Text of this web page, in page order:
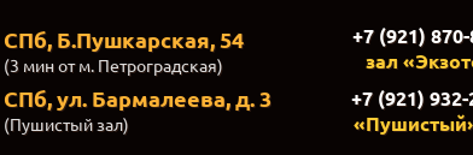
СПб, Б.Пушкарская, 54
(3 мин от м. Петроградская)
СПб, ул. Бармалеева, д. 3
(Пушистый зал)
+7 (921)
зал
+7 (921)